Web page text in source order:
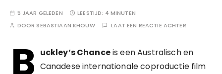
5 JAAR GELEDEN LEESTIJD: 4 MINUTEN
DOOR SEBASTIAAN KHOUW LAAT EEN REACTIE ACHTER
B uckley’s Chanceis een Australisch en
Canadese internationale coproductie film